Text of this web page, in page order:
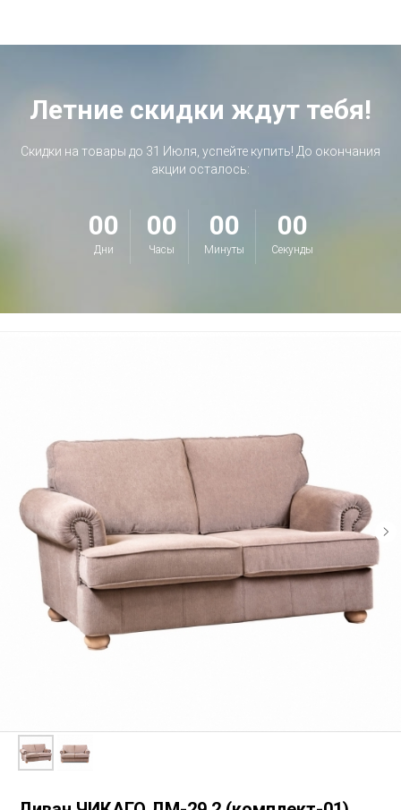
Летние скидки ждут тебя!
Скидки на товары до 31 Июля, успейте купить! До окончания
акции осталось:
00
Дни
00
Часы
00
Минуты
00
Секунды